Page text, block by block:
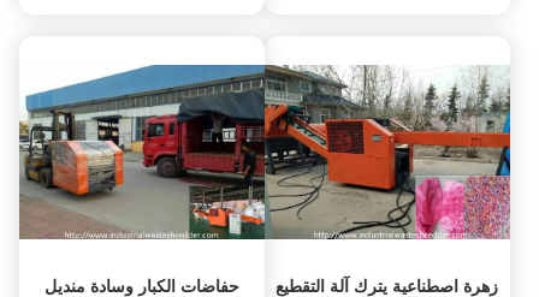
زهرة اصطناعية يترك آلة التقطيع
حفاضات الكبار وسادة منديل